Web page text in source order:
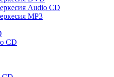
Audio CD
MP3
CD